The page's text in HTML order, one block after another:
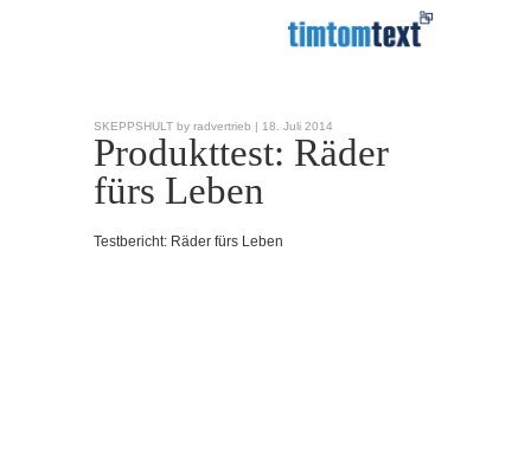
SKEPPSHULT by radvertrieb | 18. Juli 2014
Produkttest: Räder
fürs Leben
Testbericht: Räder fürs Leben